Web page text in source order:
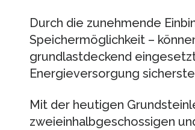
Durch die zunehmende
Speichermöglichkeit –
grundlastdeckend
Energieversorgung
Mit der heutigen
zweieinhalbgeschossigen